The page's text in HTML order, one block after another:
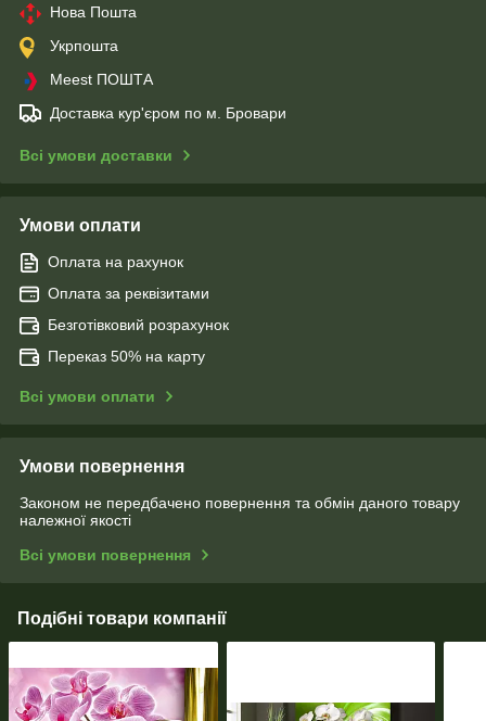
Нова Пошта
Укрпошта
Meest ПОШТА
Доставка кур'єром по м. Бровари
Всі умови доставки
Умови оплати
Оплата на рахунок
Оплата за реквізитами
Безготівковий розрахунок
Переказ 50% на карту
Всі умови оплати
Умови повернення
Законом не передбачено повернення та обмін даного товару
належної якості
Всі умови повернення
Подібні товари компанії